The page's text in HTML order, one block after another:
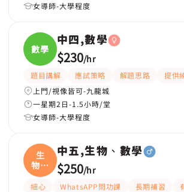
女導師-大學程度
數學
中四,數學
$230/hr
題目講解 應試策略 解題思路 提供
上門/視像皆可-九龍城
一星期2日-1.5小時/堂
女導師-大學程度
生
物、
數學
中五,生物、數學
$250/hr
細心 WhatsAPP問功課 長期補習